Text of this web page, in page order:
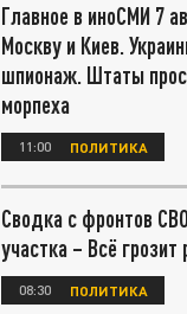
Главное в иноСМИ 7
Москву и Киев.
шпионаж. Штаты
морпеха
11:00 ПОЛИТИКА
Сводка с фронтов
участка – Всё
08:30 ПОЛИТИКА